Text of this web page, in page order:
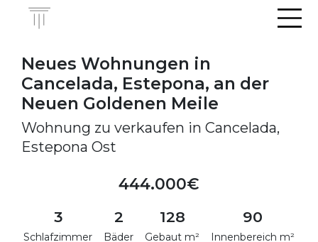
Neues Wohnungen in
Cancelada, Estepona, an der
Neuen Goldenen Meile
Wohnung zu verkaufen in Cancelada,
Estepona Ost
444.000€
3
Schlafzimmer
2
Bäder
128
Gebaut m²
90
Innenbereich m²